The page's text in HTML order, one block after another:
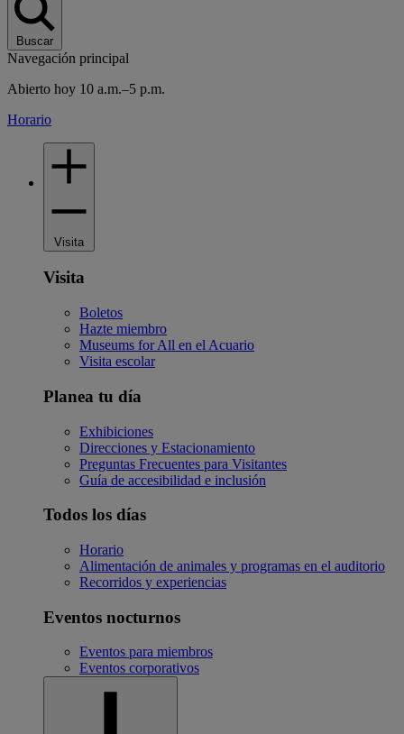
Buscar
Navegación principal
Abierto hoy 10 a.m.–5 p.m.
Horario
Visita
Visita
Boletos
Hazte miembro
Museums for All en el Acuario
Visita escolar
Planea tu día
Exhibiciones
Direcciones y Estacionamiento
Preguntas Frecuentes para Visitantes
Guía de accesibilidad e inclusión
Todos los días
Horario
Alimentación de animales y programas en el auditorio
Recorridos y experiencias
Eventos nocturnos
Eventos para miembros
Eventos corporativos